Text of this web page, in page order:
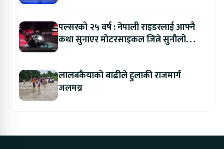
पल्सरको २५ वर्ष : नेपाली राइडरलाई आफ्नै
कथा सुनाएर मोटरसाइकल जित्ने सुनौलो
लालबकैयाको बाढीले हुलाकी राजमार्ग
जलमग्न